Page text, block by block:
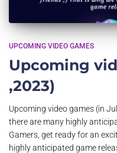
UPCOMING VIDEO GAMES
Upcoming
,2023)
Upcoming video games (in
there are many highly
Gamers, get ready for an
highly anticipated game